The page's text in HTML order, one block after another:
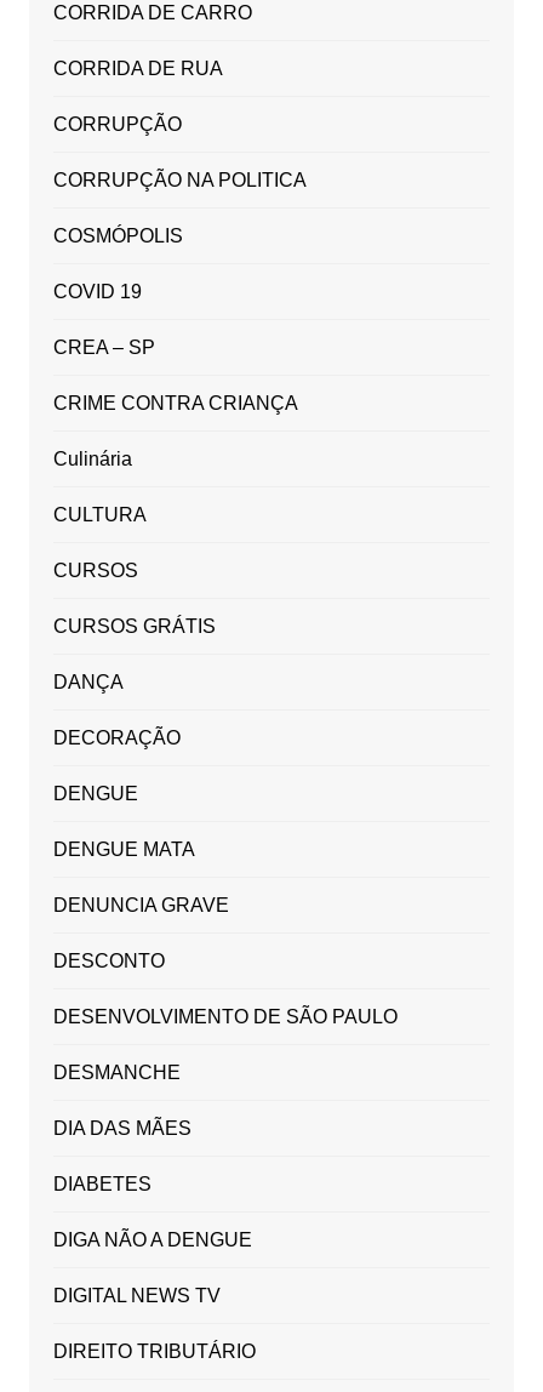
CORRIDA DE CARRO
CORRIDA DE RUA
CORRUPÇÃO
CORRUPÇÃO NA POLITICA
COSMÓPOLIS
COVID 19
CREA – SP
CRIME CONTRA CRIANÇA
Culinária
CULTURA
CURSOS
CURSOS GRÁTIS
DANÇA
DECORAÇÃO
DENGUE
DENGUE MATA
DENUNCIA GRAVE
DESCONTO
DESENVOLVIMENTO DE SÃO PAULO
DESMANCHE
DIA DAS MÃES
DIABETES
DIGA NÃO A DENGUE
DIGITAL NEWS TV
DIREITO TRIBUTÁRIO